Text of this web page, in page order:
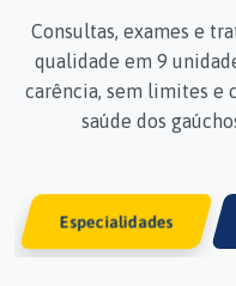
Consultas, exames e
qualidade em 9
carência, sem limites e
saúde dos
Especialidades